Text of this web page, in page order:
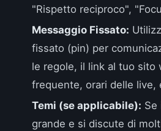
"Rispetto reciproco",
Messaggio Fissato:
fissato (pin) per
le regole, il link al tuo sito
frequente, orari delle live,
Temi (se applicabile): Se
grande e si discute di